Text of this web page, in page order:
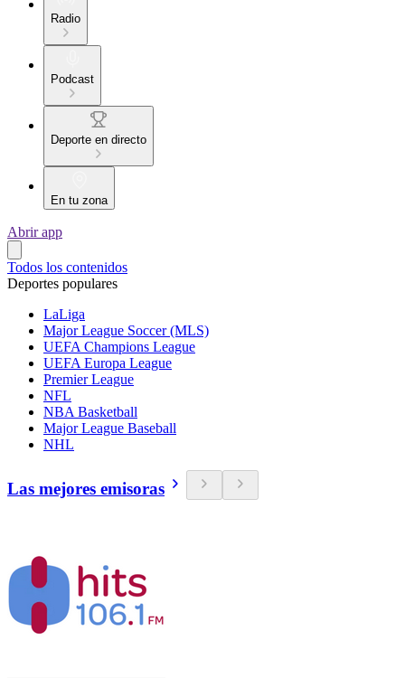
Radio
Podcast
Deporte en directo
En tu zona
Abrir app
Todos los contenidos
Deportes populares
LaLiga
Major League Soccer (MLS)
UEFA Champions League
UEFA Europa League
Premier League
NFL
NBA Basketball
Major League Baseball
NHL
Las mejores emisoras